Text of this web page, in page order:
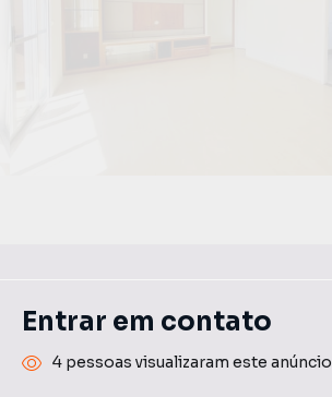
Entrar em contato
4 pessoas visualizaram este anúncio